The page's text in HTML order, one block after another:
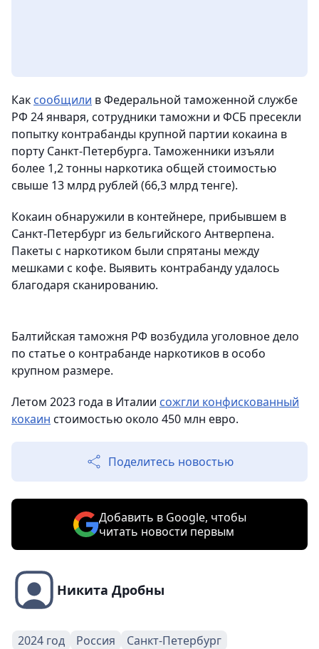
Как сообщили в Федеральной таможенной службе
РФ 24 января, сотрудники таможни и ФСБ пресекли
попытку контрабанды крупной партии кокаина в
порту Санкт-Петербурга. Таможенники изъяли
более 1,2 тонны наркотика общей стоимостью
свыше 13 млрд рублей (66,3 млрд тенге).
Кокаин обнаружили в контейнере, прибывшем в
Санкт-Петербург из бельгийского Антверпена.
Пакеты с наркотиком были спрятаны между
мешками с кофе. Выявить контрабанду удалось
благодаря сканированию.
Балтийская таможня РФ возбудила уголовное дело
по статье о контрабанде наркотиков в особо
крупном размере.
Летом 2023 года в Италии сожгли конфискованный
кокаин стоимостью около 450 млн евро.
Поделитесь новостью
Добавить в Google, чтобы
читать новости первым
Никита Дробны
2024 год Россия Санкт-Петербург